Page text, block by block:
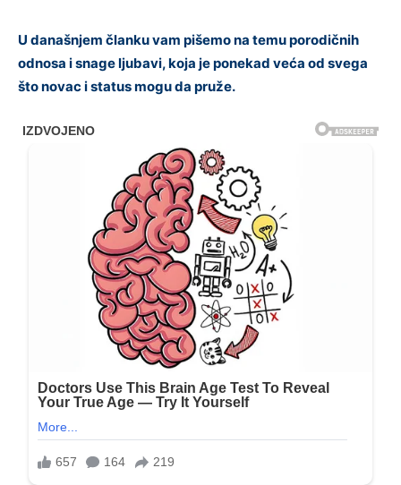
U današnjem članku vam pišemo na temu porodičnih
odnosa i snage ljubavi, koja je ponekad veća od svega
što novac i status mogu da pruže.